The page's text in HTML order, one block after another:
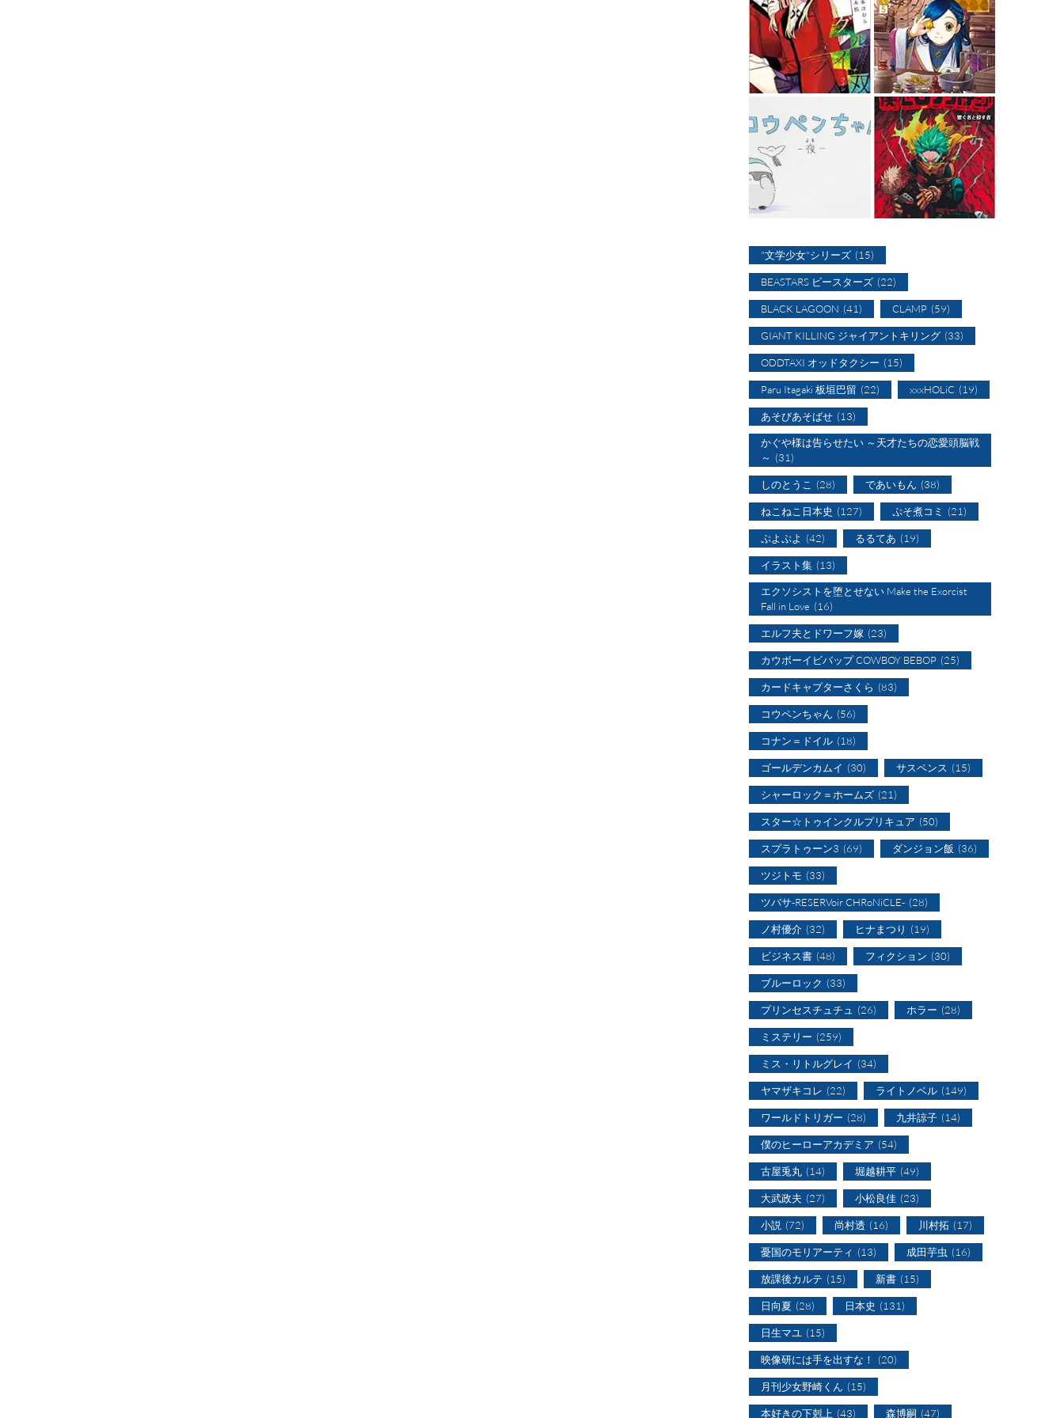
"文学少女"シリーズ (15)
BEASTARS ビースターズ (22)
BLACK LAGOON (41) CLAMP (59)
GIANT KILLING ジャイアントキリング (33)
ODDTAXI オッドタクシー (15)
Paru Itagaki 板垣巴留 (22) xxxHOLiC (19)
あそびあそばせ (13)
かぐや様は告らせたい ～天才たちの恋愛頭脳戦
～ (31)
しのとうこ (28) であいもん (38)
ねこねこ日本史 (127) ぷそ煮コミ (21)
ぷよぷよ (42) るるてあ (19)
イラスト集 (13)
エクソシストを堕とせない Make the Exorcist
Fall in Love (16)
エルフ夫とドワーフ嫁 (23)
カウボーイビバップ COWBOY BEBOP (25)
カードキャプターさくら (83)
コウペンちゃん (56)
コナン＝ドイル (18)
ゴールデンカムイ (30) サスペンス (15)
シャーロック＝ホームズ (21)
スター☆トゥインクルプリキュア (50)
スプラトゥーン3 (69) ダンジョン飯 (36)
ツジトモ (33)
ツバサ-RESERVoir CHRoNiCLE- (28)
ノ村優介 (32) ヒナまつり (19)
ビジネス書 (48) フィクション (30)
ブルーロック (33)
プリンセスチュチュ (26) ホラー (28)
ミステリー (259)
ミス・リトルグレイ (34)
ヤマザキコレ (22) ライトノベル (149)
ワールドトリガー (28) 九井諒子 (14)
僕のヒーローアカデミア (54)
古屋兎丸 (14) 堀越耕平 (49)
大武政夫 (27) 小松良佳 (23)
小説 (72) 尚村透 (16) 川村拓 (17)
憂国のモリアーティ (13) 成田芋虫 (16)
放課後カルテ (15) 新書 (15)
日向夏 (28) 日本史 (131)
日生マユ (15)
映像研には手を出すな！ (20)
月刊少女野崎くん (15)
本好きの下剋上 (43) 森博嗣 (47)